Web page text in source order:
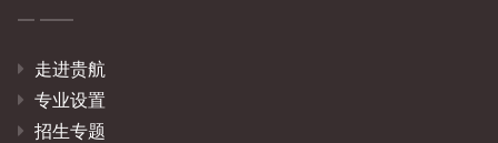
走进贵航
专业设置
招生专题